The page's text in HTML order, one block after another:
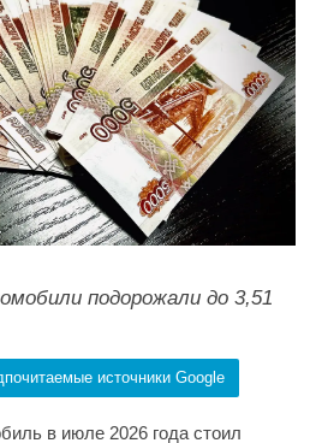
подорожали до 3,51
источники Google
в июле 2026 года стоил